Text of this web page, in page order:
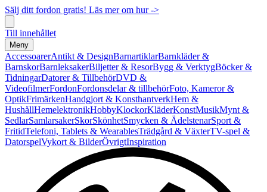
Sälj ditt fordon gratis! Läs mer om hur ->
Till innehållet
Meny
AccessoarerAntikt & DesignBarnartiklarBarnkläder &
BarnskorBarnleksakerBiljetter & ResorBygg & VerktygBöcker &
TidningarDatorer & TillbehörDVD &
VideofilmerFordonFordonsdelar & tillbehörFoto, Kameror &
OptikFrimärkenHandgjort & KonsthantverkHem &
HushållHemelektronikHobbyKlockorKläderKonstMusikMynt &
SedlarSamlarsakerSkorSkönhetSmycken & ÄdelstenarSport &
FritidTelefoni, Tablets & WearablesTrädgård & VäxterTV-spel &
DatorspelVykort & BilderÖvrigtInspiration